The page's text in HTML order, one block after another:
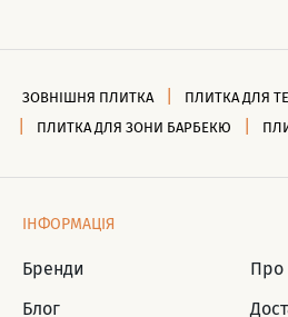
ЗОВНІШНЯ ПЛИТКА ПЛИТКА ДЛЯ
ПЛИТКА ДЛЯ ЗОНИ БАРБЕКЮ
ІНФОРМАЦІЯ
Бренди Про
Блог